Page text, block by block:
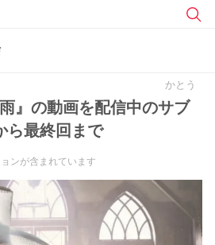
かとう
』の動画を配信中のサブ
ら最終回まで
ンが含まれています